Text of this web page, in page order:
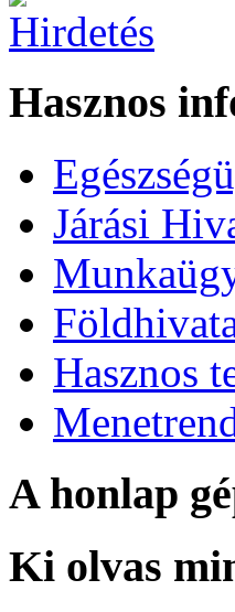
Hasznos
Járási
Hasznos
A honlap
Ki olvas